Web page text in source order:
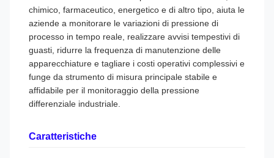
chimico, farmaceutico, energetico e di altro tipo, aiuta le
aziende a monitorare le variazioni di pressione di
processo in tempo reale, realizzare avvisi tempestivi di
guasti, ridurre la frequenza di manutenzione delle
apparecchiature e tagliare i costi operativi complessivi e
funge da strumento di misura principale stabile e
affidabile per il monitoraggio della pressione
differenziale industriale.
Caratteristiche